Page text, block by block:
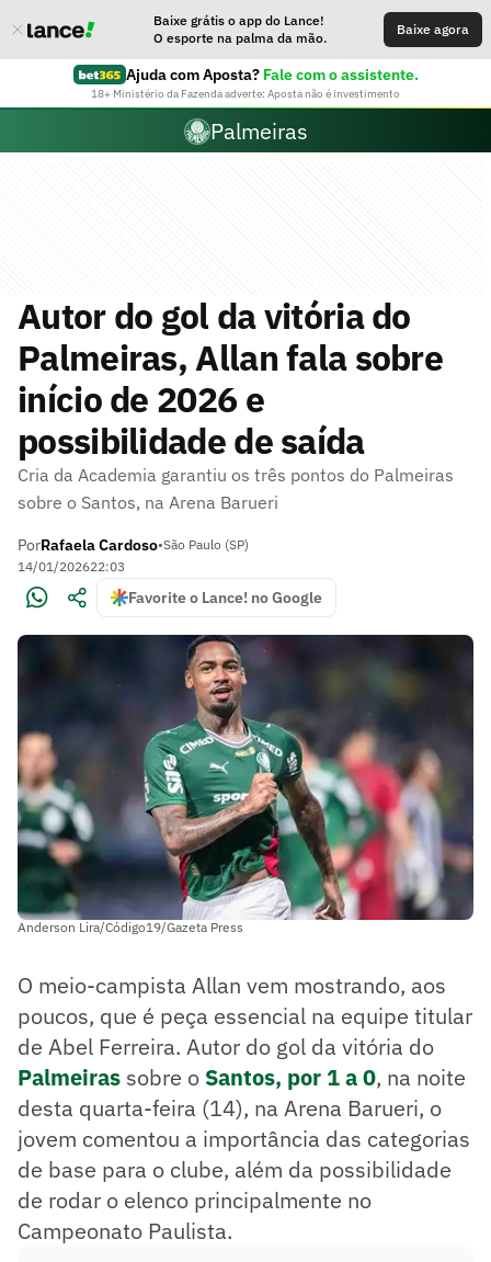
Baixe grátis o app do Lance!
O esporte na palma da mão.
Baixe agora
Ajuda com Aposta? Fale com o assistente.
18+ Ministério da Fazenda adverte: Aposta não é investimento
Palmeiras
Autor do gol da vitória do
Palmeiras, Allan fala sobre
início de 2026 e
possibilidade de saída
Cria da Academia garantiu os três pontos do Palmeiras
sobre o Santos, na Arena Barueri
PorRafaela Cardoso•São Paulo (SP)
14/01/202622:03
Favorite o Lance! no Google
Anderson Lira/Código19/Gazeta Press
O meio-campista Allan vem mostrando, aos
poucos, que é peça essencial na equipe titular
de Abel Ferreira. Autor do gol da vitória do
Palmeiras sobre o Santos, por 1 a 0, na noite
desta quarta-feira (14), na Arena Barueri, o
jovem comentou a importância das categorias
de base para o clube, além da possibilidade
de rodar o elenco principalmente no
Campeonato Paulista.